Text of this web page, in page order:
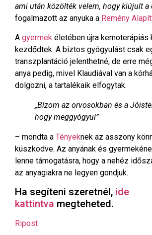
ami után közölték velem, hogy kiújult a
fogalmazott az anyuka a Remény
A gyermek életében újra kemoterápiás
kezdődtek. A biztos gyógyulást csak
transzplantáció jelenthetné, de erre
anya pedig, mivel Klaudiával van a
dolgozni, a tartalékaik elfogytak.
„Bízom az orvosokban és a
hogy meggyógyul”
– mondta a Tényeknek az asszony
küszködve. Az anyának és
lenne támogatásra, hogy a nehéz
az anyagiakra ne legyen gondjuk.
Ha segíteni szeretnél, ide
kattintva megteheted.
Ripost